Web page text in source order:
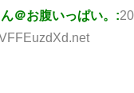
＠お腹いっぱい。: